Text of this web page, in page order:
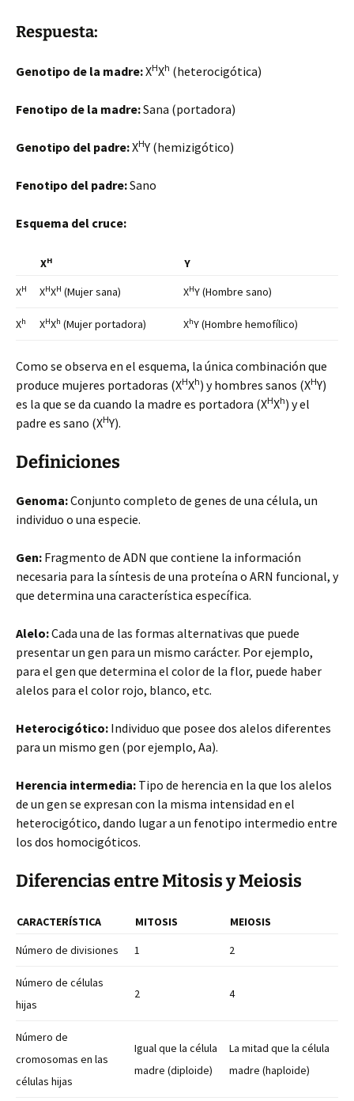
Respuesta:
Genotipo de la madre:XHXh (heterocigótica)
Fenotipo de la madre:Sana (portadora)
Genotipo del padre:XHY (hemizigótico)
Fenotipo del padre:Sano
Esquema del cruce:
XH
Y
XH XHXH (Mujer sana) XHY (Hombre sano)
Xh XHXh (Mujer portadora) XhY (Hombre hemofílico)
Como se observa en el esquema, la única combinación que
produce mujeres portadoras (XHXh) y hombres sanos (XHY)
es la que se da cuando la madre es portadora (XHXh) y el
padre es sano (XHY).
Definiciones
Genoma:Conjunto completo de genes de una célula, un
individuo o una especie.
Gen: Fragmento de ADN que contiene la información
necesaria para la síntesis de una proteína o ARN funcional, y
que determina una característica específica.
Alelo:Cada una de las formas alternativas que puede
presentar un gen para un mismo carácter. Por ejemplo,
para el gen que determina el color de la flor, puede haber
alelos para el color rojo, blanco, etc.
Heterocigótico: Individuo que posee dos alelos diferentes
para un mismo gen (por ejemplo, Aa).
Herencia intermedia: Tipo de herencia en la que los alelos
de un gen se expresan con la misma intensidad en el
heterocigótico, dando lugar a un fenotipo intermedio entre
los dos homocigóticos.
Diferencias entre Mitosis y Meiosis
CARACTERÍSTICA MITOSIS
MEIOSIS
Número de divisiones
1 2
Número de células
hijas
2 4
Número de
cromosomas en las
células hijas
Igual que la célula
madre (diploide)
La mitad que la célula
madre (haploide)